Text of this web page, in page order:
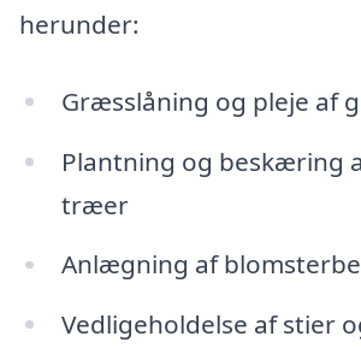
herunder:
Græsslåning og pleje af
Plantning og beskæring
træer
Anlægning af
Vedligeholdelse af stier